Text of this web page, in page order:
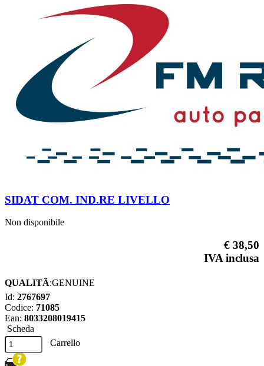
SIDAT COM. IND.RE LIVELLO
Non disponibile
€ 38,50
IVA inclusa
QUALITÃ:GENUINE
Id: 2767697
Codice: 71085
Ean: 8033208019415
Scheda
Carrello